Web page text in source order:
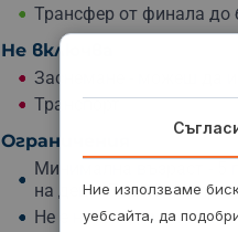
Трансфер от финала до
Не включва
Заснемане - можеш да
Транспорт
Ограничения
Минимална възраст - 5
на деца. Под 18 г. с
Не е необходим опит
Ние използваме
уебсайта, да